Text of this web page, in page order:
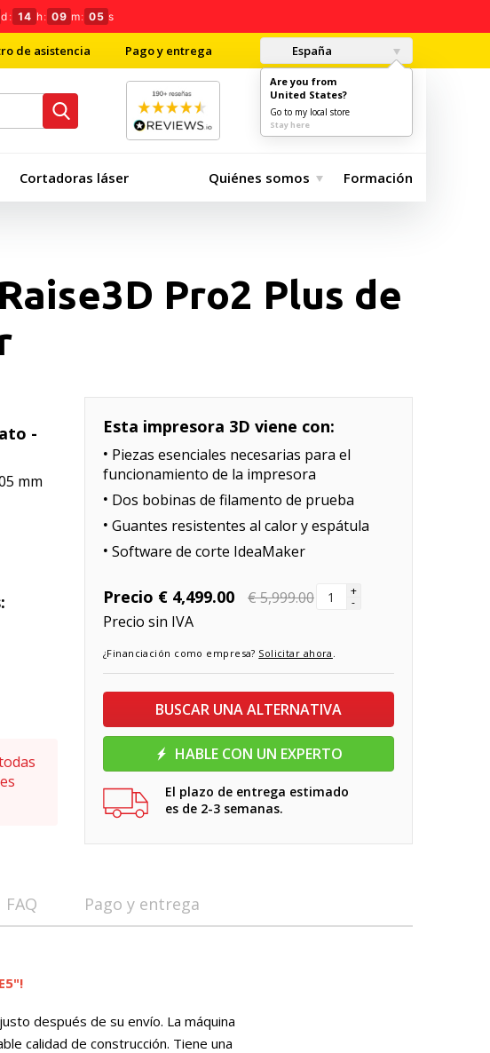
d : 14 h: 09 m: 02 s
de asistencia Pago y entrega España
Are you from
United States?
Go to my local store
Stay here
€ 0.00
Cortadoras láser Quiénes somos Formación
Pro2 Plus de
-
mm
Esta impresora 3D viene con:
Piezas esenciales necesarias para el
funcionamiento de la impresora
Dos bobinas de filamento de prueba
Guantes resistentes al calor y espátula
Software de corte IdeaMaker
Precio € 4,499.00 € 5,999.00 +
-
Precio sin IVA
¿Financiación como empresa? Solicitar ahora .
BUSCAR UNA ALTERNATIVA
HABLE CON UN EXPERTO
El plazo de entrega estimado
es de 2-3 semanas.
FAQ Pago y entrega
después de su envío. La máquina
calidad de construcción. Tiene una